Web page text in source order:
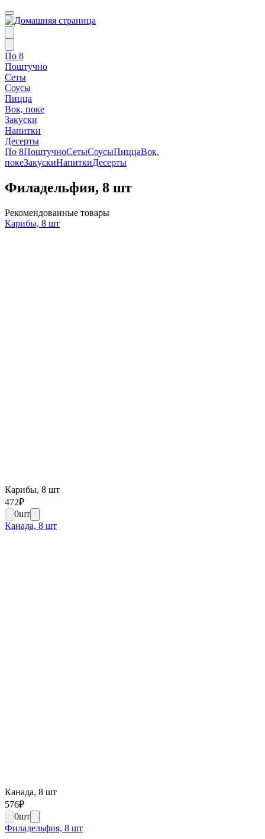
По 8
Поштучно
Сеты
Соусы
Пицца
Вок, поке
Закуски
Напитки
Десерты
По 8ПоштучноСетыСоусыПиццаВок,
покеЗакускиНапиткиДесерты
Филадельфия, 8 шт
Рекомендованные товары
Карибы, 8 шт
Карибы, 8 шт
472₽
0шт
Канада, 8 шт
Канада, 8 шт
576₽
0шт
Филадельфия, 8 шт